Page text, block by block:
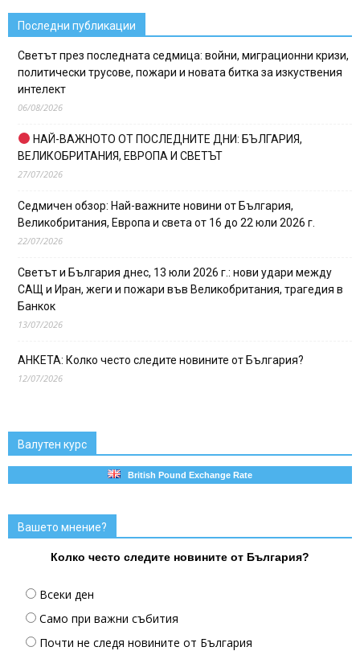
Последни публикации
Светът през последната седмица: войни, миграционни кризи,
политически трусове, пожари и новата битка за изкуствения
интелект
06/08/2026
НАЙ-ВАЖНОТО ОТ ПОСЛЕДНИТЕ ДНИ: БЪЛГАРИЯ,
ВЕЛИКОБРИТАНИЯ, ЕВРОПА И СВЕТЪТ
27/07/2026
Седмичен обзор: Най-важните новини от България,
Великобритания, Европа и света от 16 до 22 юли 2026 г.
22/07/2026
Светът и България днес, 13 юли 2026 г.: нови удари между
САЩ и Иран, жеги и пожари във Великобритания, трагедия в
Банкок
13/07/2026
АНКЕТА: Колко често следите новините от България?
12/07/2026
Валутен курс
British Pound Exchange Rate
Вашето мнение?
Колко често следите новините от България?
Всеки ден
Само при важни събития
Почти не следя новините от България